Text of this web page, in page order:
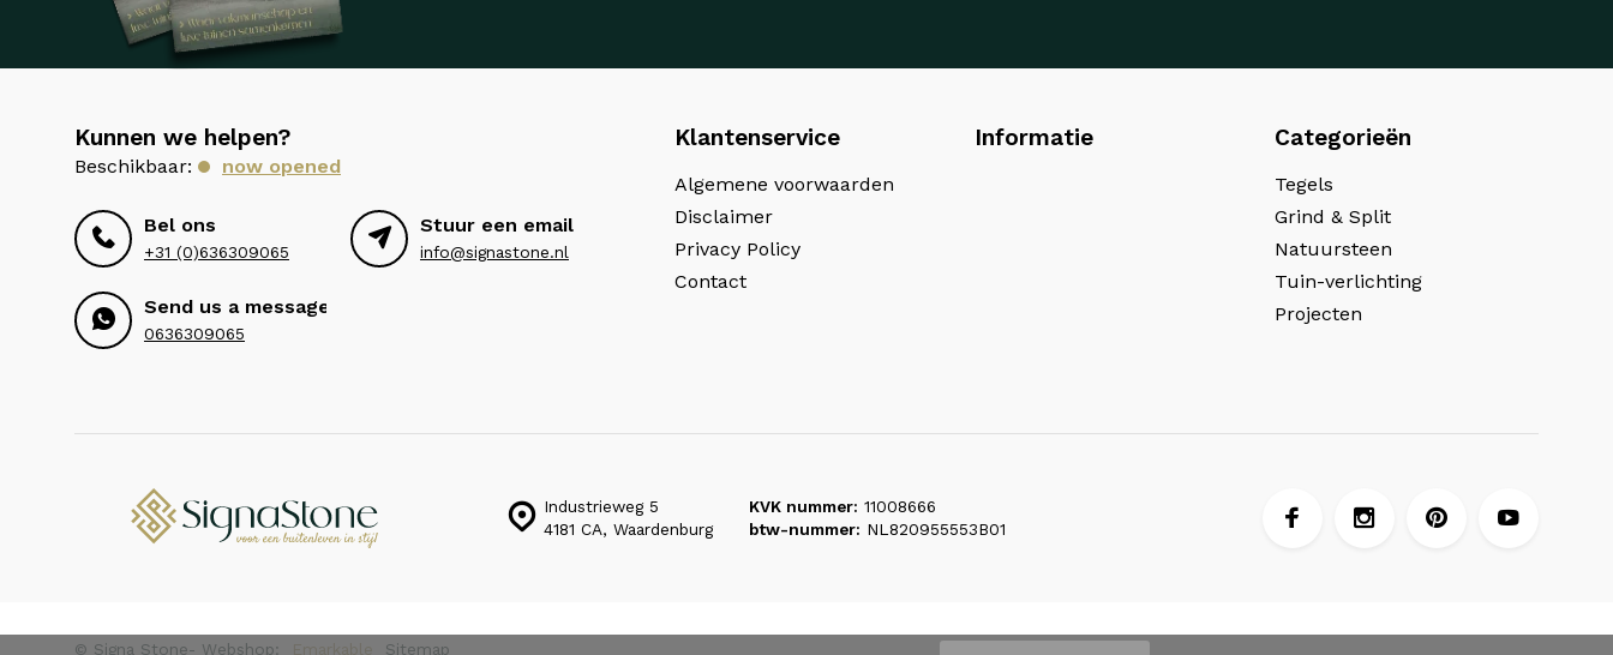
Kunnen we helpen?
Beschikbaar: now opened
Bel ons
+31 (0)636309065
Stuur een email
info@signastone.nl
Send us a message
0636309065
Klantenservice
Algemene voorwaarden
Disclaimer
Privacy Policy
Contact
Informatie Categorieën
Tegels
Grind & Split
Natuursteen
Tuin-verlichting
Projecten
Industrieweg 5
4181 CA, Waardenburg
KVK nummer: 11008666
btw-nummer: NL820955553B01
© Signa Stone- Webshop: Sitemap